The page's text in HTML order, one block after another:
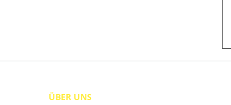
ÜBER UNS